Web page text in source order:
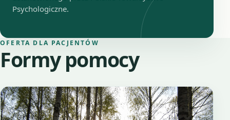
Psychologiczne.
OFERTA DLA PACJENTÓW
Formy pomocy